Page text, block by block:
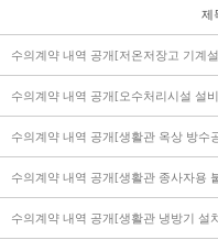
제
수의계약 내역 공개[저온저장고 기계
수의계약 내역 공개[오수처리시설 설
수의계약 내역 공개[생활관 옥상 방수
수의계약 내역 공개[생활관 종사자용
수의계약 내역 공개[생활관 냉방기 설